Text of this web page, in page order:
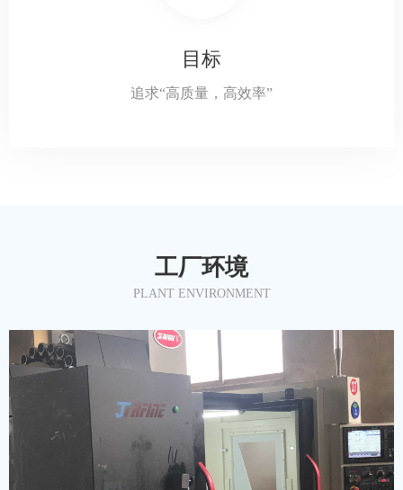
目标
追求“高质量，高效率”
工厂环境
PLANT ENVIRONMENT